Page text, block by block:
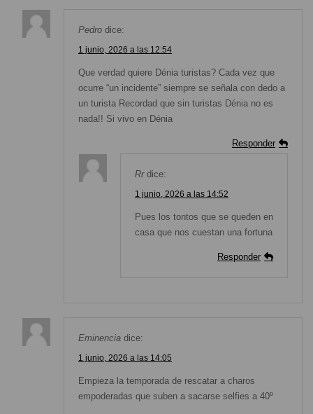
Pedro dice:
1 junio, 2026 a las 12:54
Que verdad quiere Dénia turistas? Cada vez que
ocurre “un incidente” siempre se señala con dedo a
un turista Recordad que sin turistas Dénia no es
nada!! Si vivo en Dénia
Responder
Rr dice:
1 junio, 2026 a las 14:52
Pues los tontos que se queden en
casa que nos cuestan una fortuna
Responder
Eminencia dice:
1 junio, 2026 a las 14:05
Empieza la temporada de rescatar a charos
empoderadas que suben a sacarse selfies a 40º